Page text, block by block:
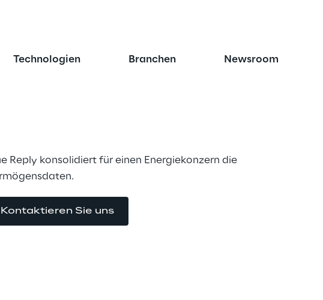
Technologien Branchen Newsroom
für das Treasury
Reply konsolidiert für einen Energiekonzern die
Kontaktieren Sie uns